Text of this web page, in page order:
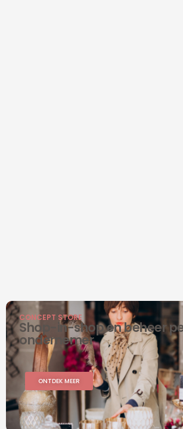
CONCEPT STORE
Shop-in-shop en beheer
ondernemer
ONTDEK MEER